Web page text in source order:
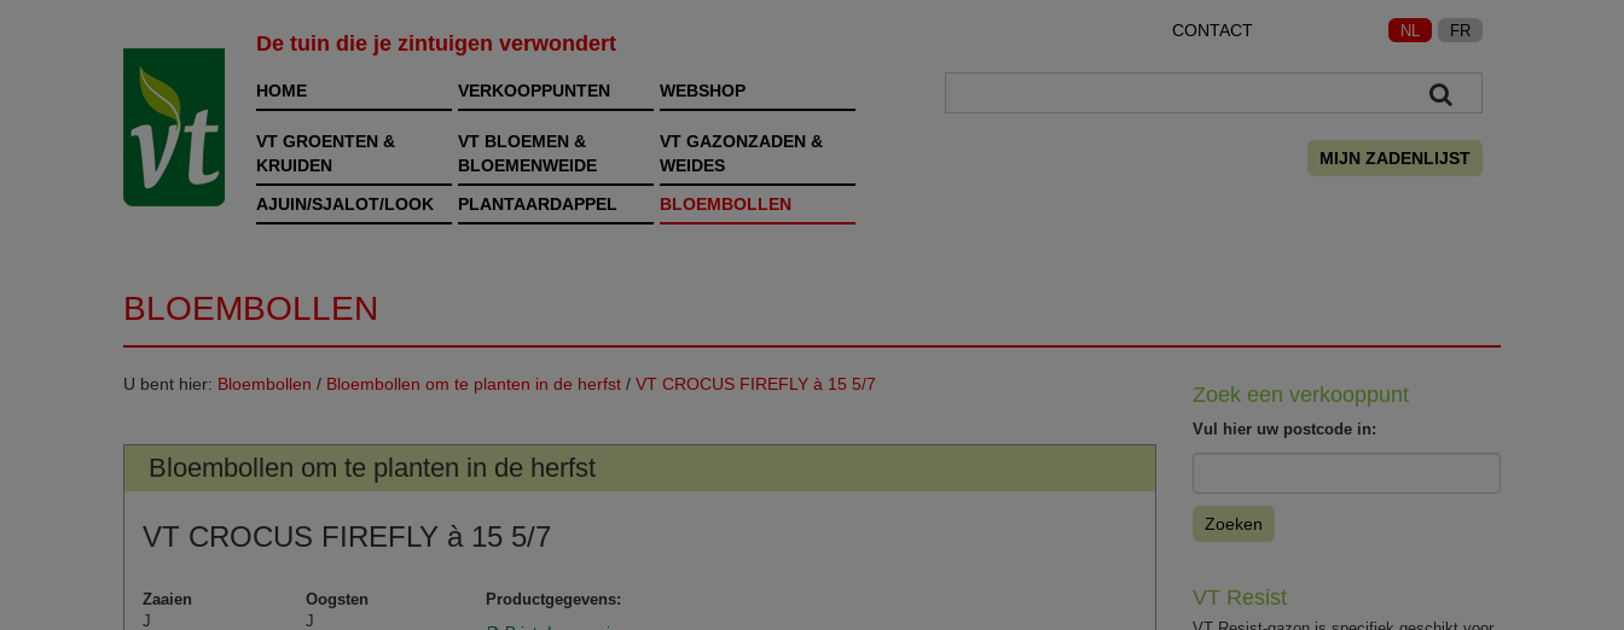
De tuin die je zintuigen verwondert
CONTACT NL FR
HOME VERKOOPPUNTEN WEBSHOP
VT GROENTEN &
KRUIDEN
VT BLOEMEN &
BLOEMENWEIDE
VT GAZONZADEN &
WEIDES
AJUIN/SJALOT/LOOK
PLANTAARDAPPEL BLOEMBOLLEN
MIJN ZADENLIJST
BLOEMBOLLEN
U bent hier: Bloembollen / Bloembollen om te planten in de herfst / VT CROCUS FIREFLY à 15 5/7
Bloembollen om te planten in de herfst
VT CROCUS FIREFLY à 15 5/7
Zaaien
Oogsten
J
J
Productgegevens:
Zoek een verkooppunt
Vul hier uw postcode in:
Zoeken
VT Resist